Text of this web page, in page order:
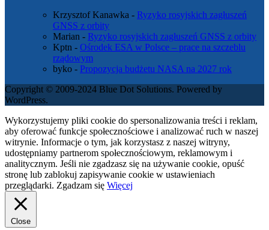
Krzysztof Kanawka - Ryzyko rosyjskich zagłuszeń
GNSS z orbity
Marian - Ryzyko rosyjskich zagłuszeń GNSS z orbity
Kptn - Ośrodek ESA w Polsce – prace na szczeblu
rządowym
byko - Propozycja budżetu NASA na 2027 rok
Copyright © 2009-2024 Blue Dot Solutions. Powered by
WordPress.
Wykorzystujemy pliki cookie do spersonalizowania treści i reklam,
aby oferować funkcje społecznościowe i analizować ruch w naszej
witrynie. Informacje o tym, jak korzystasz z naszej witryny,
udostępniamy partnerom społecznościowym, reklamowym i
analitycznym. Jeśli nie zgadzasz się na używanie cookie, opuść
stronę lub zablokuj zapisywanie cookie w ustawieniach
przeglądarki. Zgadzam się Więcej
Close